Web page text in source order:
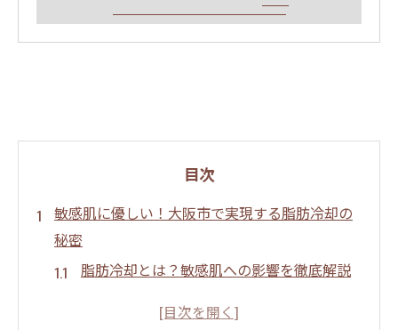
目次
敏感肌に優しい！大阪市で実現する脂肪冷却の
秘密
脂肪冷却とは？敏感肌への影響を徹底解説
大阪市の脂肪冷却サロンの選び方